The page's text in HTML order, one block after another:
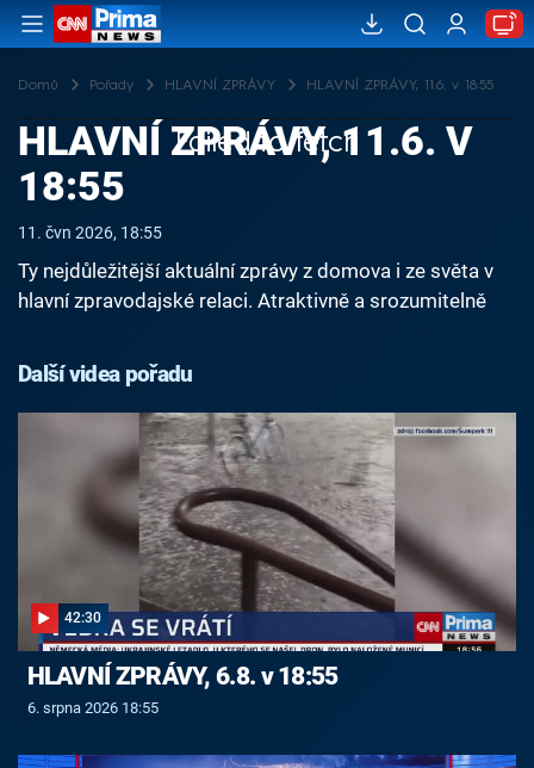
Domů Pořady HLAVNÍ ZPRÁVY HLAVNÍ ZPRÁVY, 11.6. v 18:55
Failed to fetch
HLAVNÍ ZPRÁVY, 11.6. V
18:55
11. čvn 2026, 18:55
Ty nejdůležitější aktuální zprávy z domova i ze světa v
hlavní zpravodajské relaci. Atraktivně a srozumitelně
Další videa pořadu
42:30
HLAVNÍ ZPRÁVY, 6.8. v 18:55
6. srpna 2026 18:55